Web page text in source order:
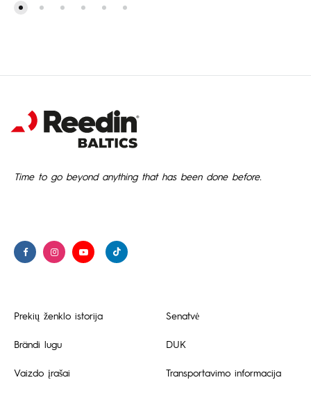
Time to go beyond anything that has been done before.
Prekių ženklo istorija
Brändi lugu
Vaizdo įrašai
Senatvė
DUK
Transportavimo informacija